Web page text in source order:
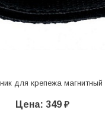
для крепежа магнитный
Цена: 349 ₽